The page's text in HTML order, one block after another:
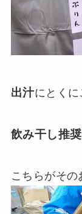
出汁にとくに
飲み干し推奨
こちらがその